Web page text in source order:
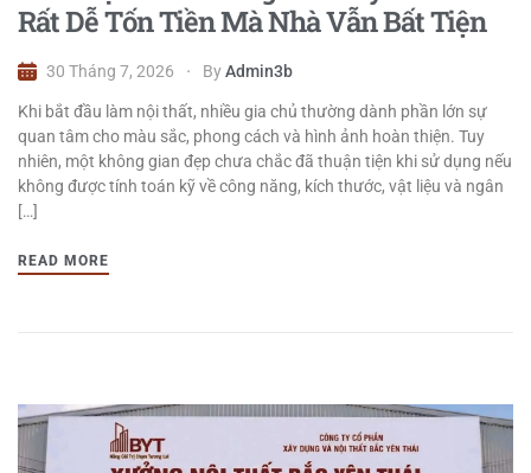
Rất Dễ Tốn Tiền Mà Nhà Vẫn Bất Tiện
30 Tháng 7, 2026 ByAdmin3b
Khi bắt đầu làm nội thất, nhiều gia chủ thường dành phần lớn sự
quan tâm cho màu sắc, phong cách và hình ảnh hoàn thiện. Tuy
nhiên, một không gian đẹp chưa chắc đã thuận tiện khi sử dụng nếu
không được tính toán kỹ về công năng, kích thước, vật liệu và ngân
[…]
READ MORE